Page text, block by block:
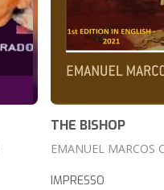
THE BISHOP
EMANUEL MARCOS
IMPRESSO